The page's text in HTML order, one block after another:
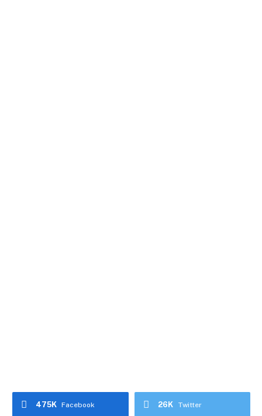
Facebook
475K Twitter
26K